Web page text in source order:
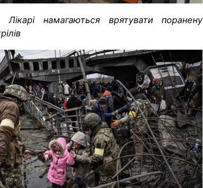
намагаються врятувати поранену